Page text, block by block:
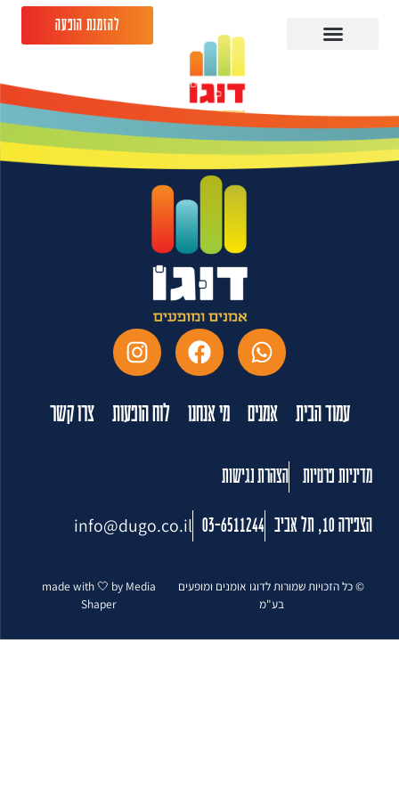
להזמנת הופעה
יונתן ברק 28.08.26
היכל התרבות נהריה
עמוד הבית אמנים מי אנחנו לוח הופעות צרו קשר
מדיניות פרטיות הצהרת נגישות
הצפירה 10, תל אביב 03-6511244
info@dugo.co.il
© כל הזכויות שמורות לדוגו אומנים ומופעים
בע"מ
made with 🤍 by Media
Shaper